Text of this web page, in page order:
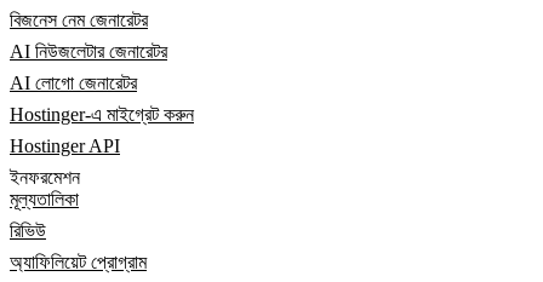
বিজনেস নেম জেনারেটর
AI নিউজলেটার জেনারেটর
AI লোগো জেনারেটর
Hostinger-এ মাইগ্রেট করুন
Hostinger API
ইনফরমেশন
মূল্যতালিকা
রিভিউ
অ্যাফিলিয়েট প্রোগ্রাম